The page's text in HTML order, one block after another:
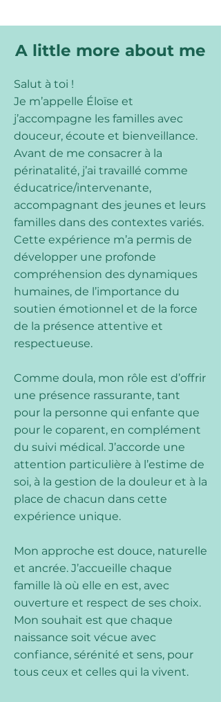
A little more about me
Salut à toi !
Je m’appelle Éloïse et
j’accompagne les familles avec
douceur, écoute et bienveillance.
Avant de me consacrer à la
périnatalité, j’ai travaillé comme
éducatrice/intervenante,
accompagnant des jeunes et leurs
familles dans des contextes variés.
Cette expérience m’a permis de
développer une profonde
compréhension des dynamiques
humaines, de l’importance du
soutien émotionnel et de la force
de la présence attentive et
respectueuse.
Comme doula, mon rôle est d’offrir
une présence rassurante, tant
pour la personne qui enfante que
pour le coparent, en complément
du suivi médical. J’accorde une
attention particulière à l’estime de
soi, à la gestion de la douleur et à la
place de chacun dans cette
expérience unique.
Mon approche est douce, naturelle
et ancrée. J’accueille chaque
famille là où elle en est, avec
ouverture et respect de ses choix.
Mon souhait est que chaque
naissance soit vécue avec
confiance, sérénité et sens, pour
tous ceux et celles qui la vivent.